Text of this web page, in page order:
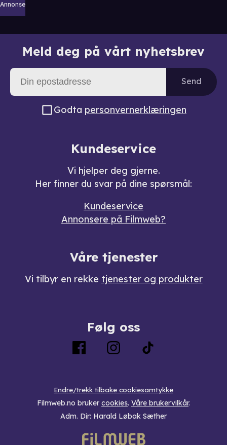
Annonse
Meld deg på vårt nyhetsbrev
Send
Godta personvernerklæringen
Kundeservice
Vi hjelper deg gjerne.
Her finner du svar på dine spørsmål:
Kundeservice
Annonsere på Filmweb?
Våre tjenester
Vi tilbyr en rekke tjenester og produkter
Følg oss
Endre/trekk tilbake cookiesamtykke
Filmweb.no bruker cookies. Våre brukervilkår.
Adm. Dir: Harald Løbak Sæther